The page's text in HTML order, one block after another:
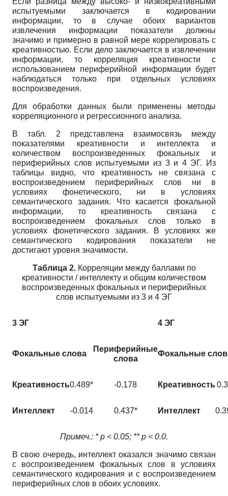
испытуемыми заключается в кодировании
информации, то в случае обоих вариантов
извлечения информации показатели должны
значимо и примерно в равной мере коррелировать с
креативностью. Если дело заключается в извлечении
информации, то корреляция креативности с
использованием периферийной информации будет
наблюдаться только при отдельных условиях
воспроизведения.
Для обработки данных были применены методы
корреляционного и регрессионного анализа.
В табл. 2 представлена взаимосвязь между
показателями креативности и интеллекта и
количеством воспроизведенных фокальных и
периферийных слов испытуемыми из 3 и 4 ЭГ. Из
таблицы видно, что креативность не связана с
воспроизведением периферийных слов ни в
условиях фонетического, ни в условиях
семантического задания. Что касается фокальной
информации, то креативность связана с
воспроизведением фокальных слов только в
условиях фонетического задания. В условиях же
семантического кодирования показатели не
достигают уровня значимости.
Таблица 2.Корреляции между баллами по
креативности / интеллекту и общим количеством
воспроизведенных фокальных и периферийных
слов испытуемыми из 3 и 4 ЭГ
3 ЭГ 4 ЭГ
Фокальные слова
Периферийные
слова
Фокальные
Креативность0.489* -0.178 Креативность
Интеллект -0.014 0.437* Интеллект
Примеч.: * p < 0.05; ** p < 0.0.
В свою очередь, интеллект оказался значимо связан
с воспроизведением фокальных слов в условиях
семантического кодирования и с воспроизведением
периферийных слов в обоих условиях.